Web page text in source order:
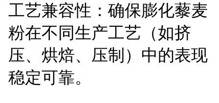
工艺兼容性：确保膨化藜麦
粉在不同生产工艺（如挤
压、烘焙、压制）中的表现
稳定可靠。